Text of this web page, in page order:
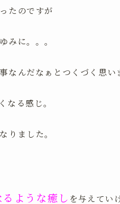
たのですが
みに。。。
んだなぁとつくづく思い
なる感じ。
りました。
ような癒し を与えてい